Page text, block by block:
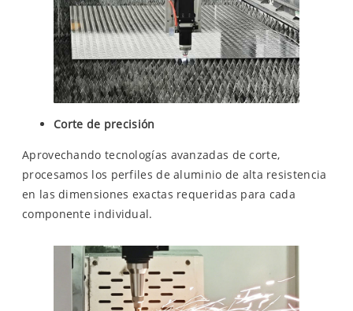
Corte de precisión
Aprovechando tecnologías avanzadas de corte,
procesamos los perfiles de aluminio de alta resistencia
en las dimensiones exactas requeridas para cada
componente individual.